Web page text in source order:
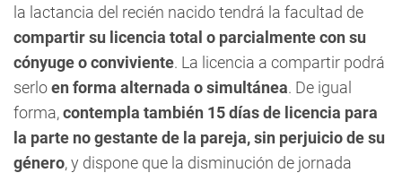
la lactancia del recién nacido tendrá la facultad de
compartir su licencia total o parcialmente con su
cónyuge o conviviente. La licencia a compartir podrá
serloen forma alternada o simultánea. De igual
forma,contempla también 15 días de licencia para
la parte no gestante de la pareja, sin perjuicio de su
género, y dispone que la disminución de jornada